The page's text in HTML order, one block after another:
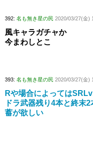
392: 名も無き星の民 2020/03/27(金)
風キャラガチャか
今まわしとこ
393: 名も無き星の民 2020/03/27(金)
Rや場合によっては
ドラ武器残り4本と終末
蓄が欲しい